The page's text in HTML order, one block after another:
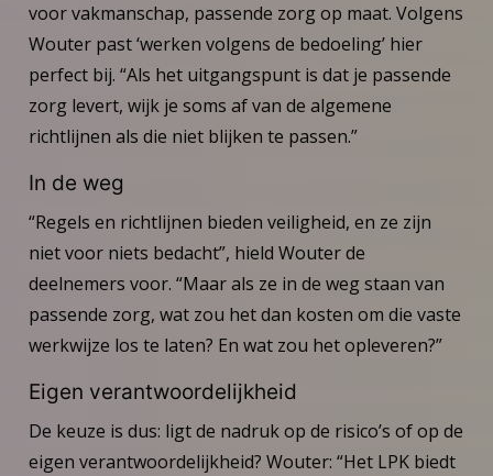
voor vakmanschap, passende zorg op maat. Volgens
Wouter past ‘werken volgens de bedoeling’ hier
perfect bij. “Als het uitgangspunt is dat je passende
zorg levert, wijk je soms af van de algemene
richtlijnen als die niet blijken te passen.”
In de weg
“Regels en richtlijnen bieden veiligheid, en ze zijn
niet voor niets bedacht”, hield Wouter de
deelnemers voor. “Maar als ze in de weg staan van
passende zorg, wat zou het dan kosten om die vaste
werkwijze los te laten? En wat zou het opleveren?”
Eigen verantwoordelijkheid
De keuze is dus: ligt de nadruk op de risico’s of op de
eigen verantwoordelijkheid? Wouter: “Het LPK biedt